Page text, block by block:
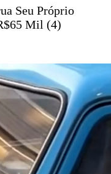
Seu Próprio
Mil (4)